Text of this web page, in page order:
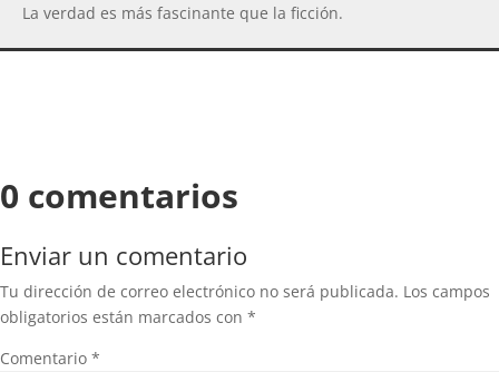
La verdad es más fascinante que la ficción.
0 comentarios
Enviar un comentario
Tu dirección de correo electrónico no será publicada. Los campos
obligatorios están marcados con *
Comentario *